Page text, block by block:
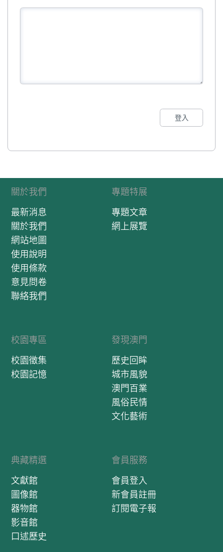
登入
關於我們
最新消息
關於我們
網站地圖
使用說明
使用條款
意見問卷
聯絡我們
專題特展
專題文章
網上展覽
校園專區
校園徵集
校園記憶
發現澳門
歷史回眸
城市風貌
澳門百業
風俗民情
文化藝術
典藏精選
文獻館
圖像館
器物館
影音館
口述歷史
會員服務
會員登入
新會員註冊
訂閱電子報